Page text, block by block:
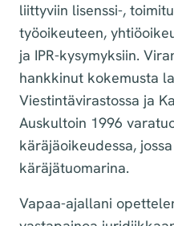
liittyviin lisenssi-,
työoikeuteen,
ja IPR-kysymyksiin.
hankkinut kokemusta
Viestintävirastossa ja
Auskultoin 1996
käräjäoikeudessa,
käräjätuomarina.
Vapaa-ajallani